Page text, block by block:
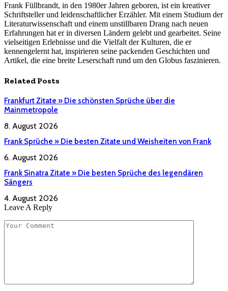
Frank Füllbrandt, in den 1980er Jahren geboren, ist ein kreativer
Schriftsteller und leidenschaftlicher Erzähler. Mit einem Studium der
Literaturwissenschaft und einem unstillbaren Drang nach neuen
Erfahrungen hat er in diversen Ländern gelebt und gearbeitet. Seine
vielseitigen Erlebnisse und die Vielfalt der Kulturen, die er
kennengelernt hat, inspirieren seine packenden Geschichten und
Artikel, die eine breite Leserschaft rund um den Globus faszinieren.
Related Posts
Frankfurt Zitate » Die schönsten Sprüche über die
Mainmetropole
8. August 2026
Frank Sprüche » Die besten Zitate und Weisheiten von Frank
6. August 2026
Frank Sinatra Zitate » Die besten Sprüche des legendären
Sängers
4. August 2026
Leave A Reply